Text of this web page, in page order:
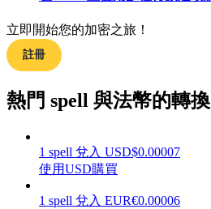
理財
立即開始您的加密之旅！
註冊
熱門 spell 與法幣的轉換
1 spell 兌入 USD$0.00007
使用USD購買
1 spell 兌入 EUR€0.00006